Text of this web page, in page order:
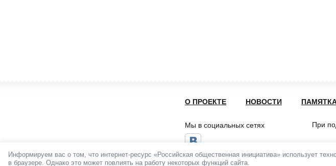
О ПРОЕКТЕ НОВОСТИ
Мы в социальных сетях При
Информируем вас о том, что интернет-ресурс «Российская общественная инициатива» использует
в браузере. Однако это может повлиять на работу некоторых функций сайта.